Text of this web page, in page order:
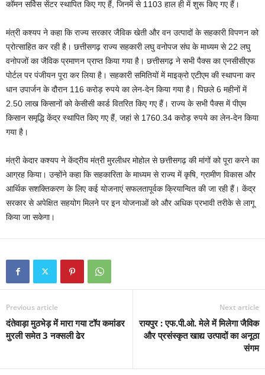
कॉमन सर्विस सेंटर स्थापित किए गए हैं, जिनमें से 1103 हाल ही में शुरू किए गए हैं।
मंत्री कश्यप ने कहा कि राज्य सरकार जैविक खेती और वन उत्पादों के सहकारी विपणन को
प्रोत्साहित कर रही है। छत्तीसगढ़ राज्य सहकारी लघु वनोपज संघ के माध्यम से 22 लघु
वनोपजों का जैविक प्रमाणन प्राप्त किया गया है। छत्तीसगढ़ ने सभी पैक्स का एनसीसीएफ
पोर्टल पर पंजीयन पूरा कर लिया है। सहकारी समितियों में माइक्रो एटीएम की स्थापना कर
धान उपार्जन के दौरान 116 करोड़ रुपये का लेन-देन किया गया है। पिछले 6 महीनों में
2.50 लाख किसानों को केसीसी कार्ड वितरित किए गए हैं। राज्य के सभी पैक्स में पीएम
किसान समृद्धि केंद्र स्थापित किए गए हैं, जहां से 1760.34 करोड़ रुपये का लेन-देन किया
गया है।
मंत्री केदार कश्यप ने केंद्रीय मंत्री मुरलीधर मोहोल से छत्तीसगढ़ की मांगों को पूरा करने का
आग्रह किया। उन्होंने कहा कि सहकारिता के माध्यम से राज्य में कृषि, ग्रामीण विकास और
आर्थिक सशक्तिकरण के लिए कई योजनाएं सफलतापूर्वक क्रियान्वित की जा रही हैं। केंद्र
सरकार से अपेक्षित सहयोग मिलने पर इन योजनाओं को और अधिक प्रभावी तरीके से लागू
किया जा सकेगा।
Previous article
दंतेवाड़ा मुठभेड़ में मारा गया टॉप कमांडर
मुरली समेत 3 नक्सली ढेर
Next article
रायपुर : एफ.पी.ओ. मेले में मिलेगा जैविक
और प्रसंस्कृत खाद्य उत्पादों का अनूठा
संगम